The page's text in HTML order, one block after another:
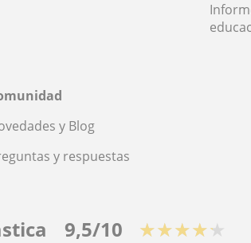
y Blog
y respuestas
9,5/10 ★★★★★